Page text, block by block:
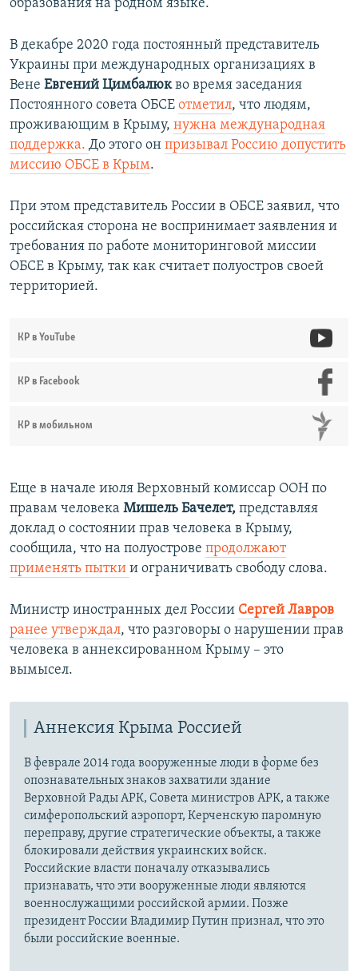
л
а
й
д
а
й
д
образования на родном языке.
В декабре 2020 года постоянный представитель
Украины при международных организациях в
Вене Евгений Цимбалюкво время заседания
Постоянного совета ОБСЕ отметил, что людям,
проживающим в Крыму, нужна международная
поддержка. До этого он призывал Россию допустить
миссию ОБСЕ в Крым.
При этом представитель России в ОБСЕ заявил, что
российская сторона не воспринимает заявления и
требования по работе мониторинговой миссии
ОБСЕ в Крыму, так как считает полуостров своей
территорией.
КР в YouTube
КР в Facebook
КР в мобильном
Еще в начале июля Верховный комиссар ООН по
правам человека Мишель Бачелет, представляя
доклад о состоянии прав человека в Крыму,
сообщила, что на полуострове продолжают
применять пытки и ограничивать свободу слова.
Министр иностранных дел России Сергей Лавров
ранее утверждал, что разговоры о нарушении прав
человека в аннексированном Крыму – это
вымысел.
Аннексия Крыма Россией
В феврале 2014 года вооруженные люди в форме без
опознавательных знаков захватили здание
Верховной Рады АРК, Совета министров АРК, а также
симферопольский аэропорт, Керченскую паромную
переправу, другие стратегические объекты, а также
блокировали действия украинских войск.
Российские власти поначалу отказывались
признавать, что эти вооруженные люди являются
военнослужащими российской армии. Позже
президент России Владимир Путин признал, что это
были российские военные.